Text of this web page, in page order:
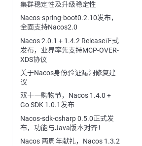
集群稳定性及升级稳定性
Nacos-spring-boot0.2.10发布，
全面支持Nacos2.0
Nacos 2.0.1 + 1.4.2 Release正式
发布，业界率先支持MCP-OVER-
XDS协议
关于Nacos身份验证漏洞修复建
议
双十一购物节，Nacos 1.4.0 +
Go SDK 1.0.1发布
Nacos-sdk-csharp 0.5.0正式发
布，功能与Java版本对齐！
Nacos 两周年献礼，Nacos 1.3.2